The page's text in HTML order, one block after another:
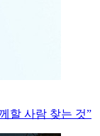
할 사람 찾는 것”